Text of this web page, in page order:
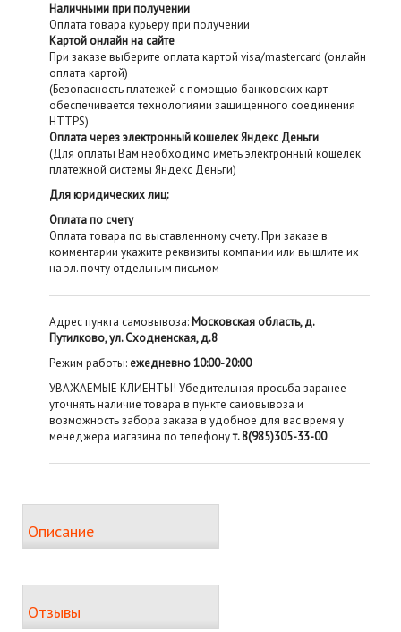
Наличными при получении
Оплата товара курьеру при получении
Картой онлайн на сайте
При заказе выберите оплата картой visa/mastercard (онлайн
оплата картой)
(Безопасность платежей с помощью банковских карт
обеспечивается технологиями защищенного соединения
HTTPS)
Оплата через электронный кошелек Яндекс Деньги
(Для оплаты Вам необходимо иметь электронный кошелек
платежной системы Яндекс Деньги)
Для юридических лиц:
Оплата по счету
Оплата товара по выставленному счету. При заказе в
комментарии укажите реквизиты компании или вышлите их
на эл. почту отдельным письмом
Адрес пункта самовывоза: Московская область, д.
Путилково, ул. Сходненская, д.8
Режим работы: ежедневно 10:00-20:00
УВАЖАЕМЫЕ КЛИЕНТЫ! Убедительная просьба заранее
уточнять наличие товара в пункте самовывоза и
возможность забора заказа в удобное для вас время у
менеджера магазина по телефонут. 8(985)305-33-00
Описание
Отзывы